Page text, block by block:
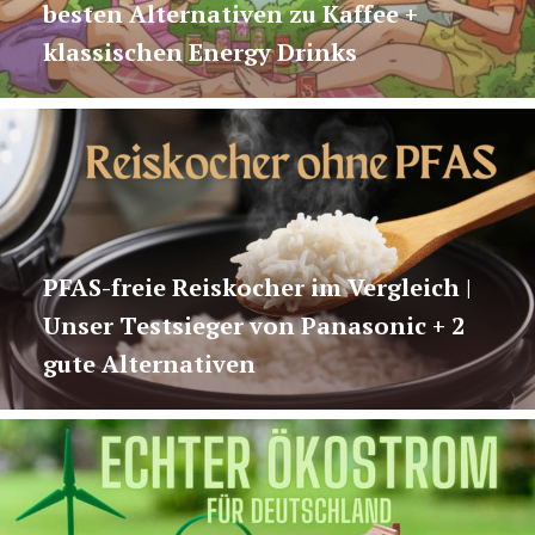
besten Alternativen zu Kaffee +
klassischen Energy Drinks
PFAS-freie Reiskocher im Vergleich |
Unser Testsieger von Panasonic + 2
gute Alternativen